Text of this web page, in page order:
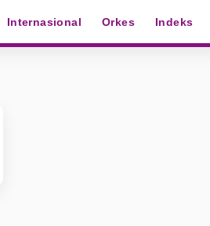
Internasional Orkes Indeks